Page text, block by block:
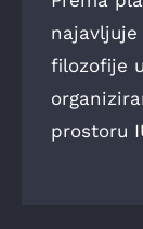
filozofije
prostoru